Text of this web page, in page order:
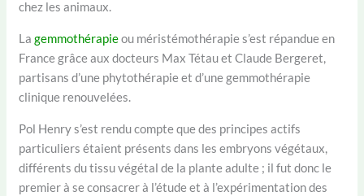
chez les animaux.
Lagemmothérapieou méristémothérapie s’est répandue en
France grâce aux docteurs Max Tétau et Claude Bergeret,
partisans d’une phytothérapie et d’une gemmothérapie
clinique renouvelées.
Pol Henry s’est rendu compte que des principes actifs
particuliers étaient présents dans les embryons végétaux,
différents du tissu végétal de la plante adulte ; il fut donc le
premier à se consacrer à l’étude et à l’expérimentation des